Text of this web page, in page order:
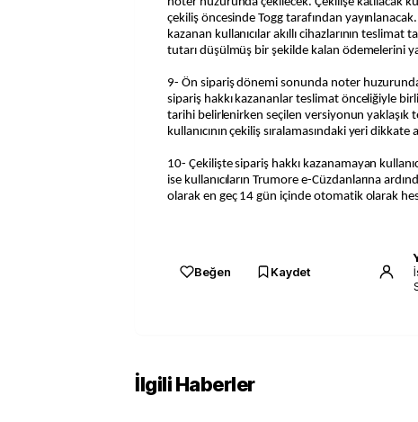
çekiliş öncesinde Togg tarafından
kazanan kullanıcılar akıllı cihazlarının
tutarı düşülmüş bir şekilde kalan ödemelerini
9- Ön sipariş dönemi sonunda noter
sipariş hakkı kazananlar teslimat önceliğiyle
tarihi belirlenirken seçilen versiyonun yaklaşık
kullanıcının çekiliş sıralamasındaki yeri dikkate
10- Çekilişte sipariş hakkı kazanamayan
ise kullanıcıların Trumore e-Cüzdanlarına
olarak en geç 14 gün içinde otomatik olarak
Beğen Kaydet
İlgili Haberler